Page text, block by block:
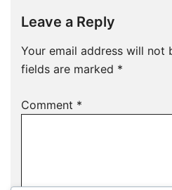
Leave a Reply
Your email address will not
fields are marked *
Comment *